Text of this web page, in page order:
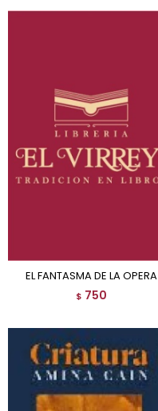
EL FANTASMA DE LA OPERA
$ 750